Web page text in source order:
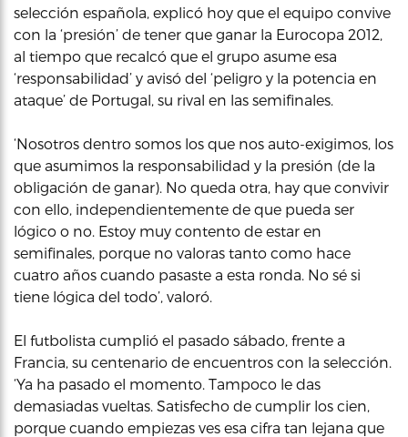
selección española, explicó hoy que el equipo convive
con la ‘presión’ de tener que ganar la Eurocopa 2012,
al tiempo que recalcó que el grupo asume esa
‘responsabilidad’ y avisó del ‘peligro y la potencia en
ataque’ de Portugal, su rival en las semifinales.
‘Nosotros dentro somos los que nos auto-exigimos, los
que asumimos la responsabilidad y la presión (de la
obligación de ganar). No queda otra, hay que convivir
con ello, independientemente de que pueda ser
lógico o no. Estoy muy contento de estar en
semifinales, porque no valoras tanto como hace
cuatro años cuando pasaste a esta ronda. No sé si
tiene lógica del todo’, valoró.
El futbolista cumplió el pasado sábado, frente a
Francia, su centenario de encuentros con la selección.
‘Ya ha pasado el momento. Tampoco le das
demasiadas vueltas. Satisfecho de cumplir los cien,
porque cuando empiezas ves esa cifra tan lejana que